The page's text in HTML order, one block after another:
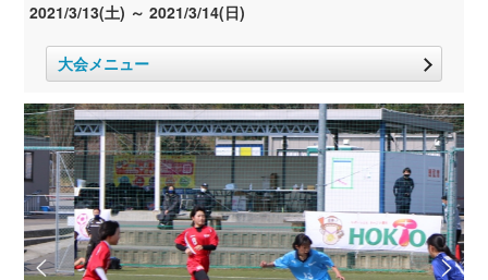
2021/3/13(土) ～ 2021/3/14(日)
大会メニュー